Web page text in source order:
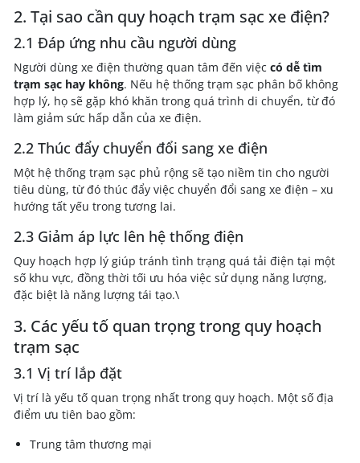
2. Tại sao cần quy hoạch trạm sạc xe điện?
2.1 Đáp ứng nhu cầu người dùng
Người dùng xe điện thường quan tâm đến việc có dễ tìm
trạm sạc hay không. Nếu hệ thống trạm sạc phân bố không
hợp lý, họ sẽ gặp khó khăn trong quá trình di chuyển, từ đó
làm giảm sức hấp dẫn của xe điện.
2.2 Thúc đẩy chuyển đổi sang xe điện
Một hệ thống trạm sạc phủ rộng sẽ tạo niềm tin cho người
tiêu dùng, từ đó thúc đẩy việc chuyển đổi sang xe điện – xu
hướng tất yếu trong tương lai.
2.3 Giảm áp lực lên hệ thống điện
Quy hoạch hợp lý giúp tránh tình trạng quá tải điện tại một
số khu vực, đồng thời tối ưu hóa việc sử dụng năng lượng,
đặc biệt là năng lượng tái tạo.\
3. Các yếu tố quan trọng trong quy hoạch
trạm sạc
3.1 Vị trí lắp đặt
Vị trí là yếu tố quan trọng nhất trong quy hoạch. Một số địa
điểm ưu tiên bao gồm:
Trung tâm thương mại